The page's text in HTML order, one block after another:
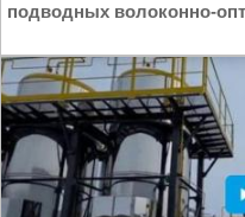
подводных волоконно-